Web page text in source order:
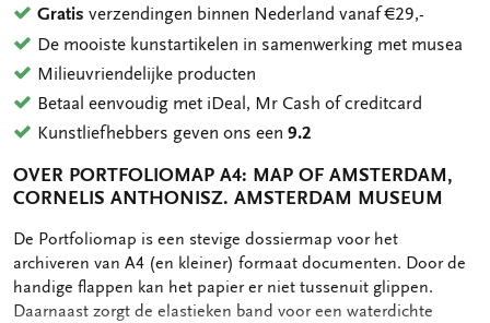
Gratis verzendingen binnen Nederland vanaf €29,-
De mooiste kunstartikelen in samenwerking met musea
Milieuvriendelijke producten
Betaal eenvoudig met iDeal, Mr Cash of creditcard
Kunstliefhebbers geven ons een9.2
OVER PORTFOLIOMAP A4: MAP OF AMSTERDAM,
CORNELIS ANTHONISZ. AMSTERDAM MUSEUM
OMSCHRIJVING
De Portfoliomap is een stevige dossiermap voor het
archiveren van A4 (en kleiner) formaat documenten. Door de
handige flappen kan het papier er niet tussenuit glippen.
Daarnaast zorgt de elastieken band voor een waterdichte